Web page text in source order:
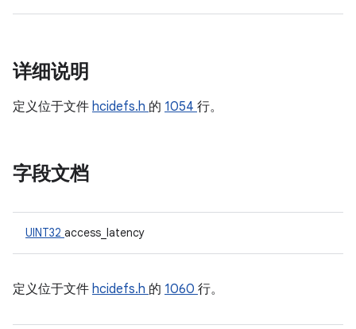
详细说明
定义位于文件 hcidefs.h 的 1054 行。
字段文档
UINT32 access_latency
定义位于文件 hcidefs.h 的 1060 行。